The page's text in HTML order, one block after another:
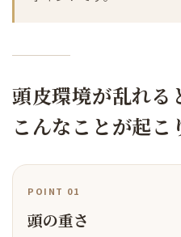
頭皮環境が乱れる
こんなことが起
POINT 01
頭の重さ